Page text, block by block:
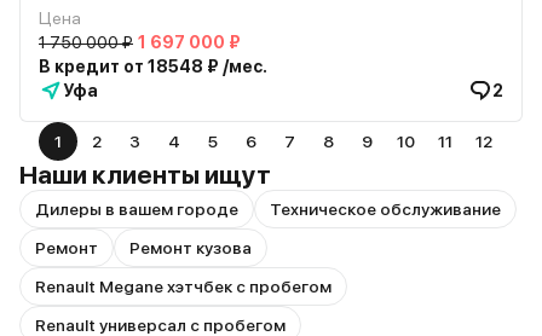
Цена
1 750 000 ₽ 1 697 000 ₽
В кредит от 18548 ₽ /мес.
Уфа
2
1 2 3 4 5 6 7 8 9 10 11 12
Наши клиенты ищут
Дилеры в вашем городе
Техническое обслуживание
Ремонт
Ремонт кузова
Renault Megane хэтчбек с пробегом
Renault универсал с пробегом